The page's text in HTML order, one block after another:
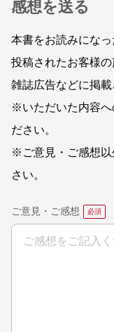
感想を送る
本書をお読みになっ
投稿されたお客様
雑誌広告などに掲載
※いただいた内容へ
ださい。
※ご意見・ご感想以
さい。
ご意見・ご感想